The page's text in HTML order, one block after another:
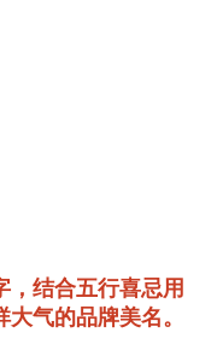
，结合五行喜忌用
气的品牌美名。